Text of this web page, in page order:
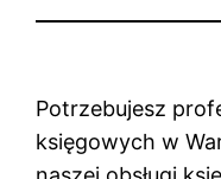
Potrzebujesz
księgowych w